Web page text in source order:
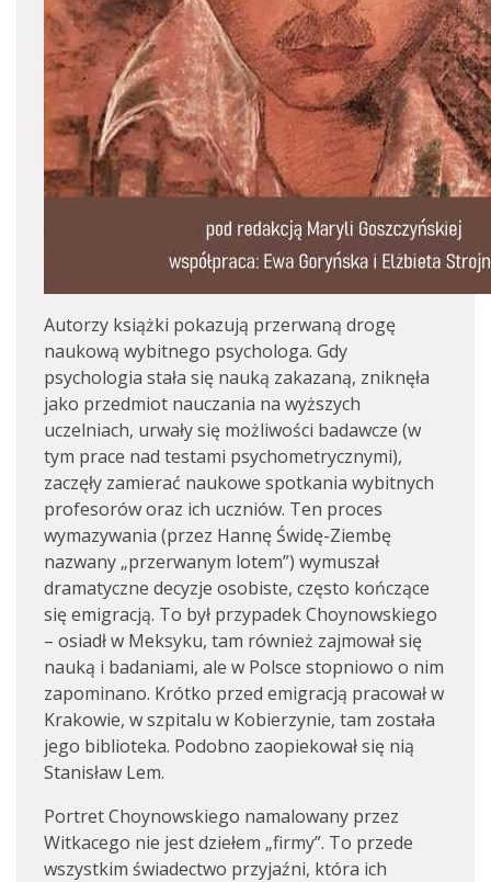
Autorzy książki pokazują przerwaną drogę
naukową wybitnego psychologa. Gdy
psychologia stała się nauką zakazaną, zniknęła
jako przedmiot nauczania na wyższych
uczelniach, urwały się możliwości badawcze (w
tym prace nad testami psychometrycznymi),
zaczęły zamierać naukowe spotkania wybitnych
profesorów oraz ich uczniów. Ten proces
wymazywania (przez Hannę Świdę-Ziembę
nazwany „przerwanym lotem”) wymuszał
dramatyczne decyzje osobiste, często kończące
się emigracją. To był przypadek Choynowskiego
– osiadł w Meksyku, tam również zajmował się
nauką i badaniami, ale w Polsce stopniowo o nim
zapominano. Krótko przed emigracją pracował w
Krakowie, w szpitalu w Kobierzynie, tam została
jego biblioteka. Podobno zaopiekował się nią
Stanisław Lem.
Portret Choynowskiego namalowany przez
Witkacego nie jest dziełem „firmy”. To przede
wszystkim świadectwo przyjaźni, która ich